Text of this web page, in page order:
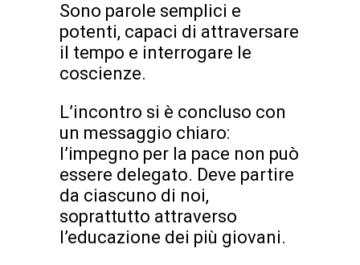
Sono parole semplici e
potenti, capaci di attraversare
il tempo e interrogare le
coscienze.
L’incontro si è concluso con
un messaggio chiaro:
l’impegno per la pace non può
essere delegato. Deve partire
da ciascuno di noi,
soprattutto attraverso
l’educazione dei più giovani.